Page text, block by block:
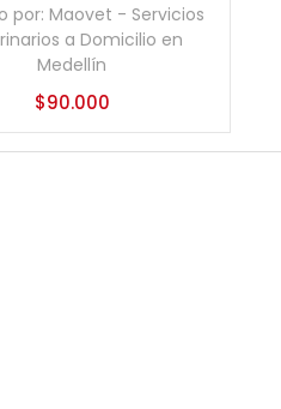
por: Maovet - Servicios
a Domicilio en
Medellín
$90.000